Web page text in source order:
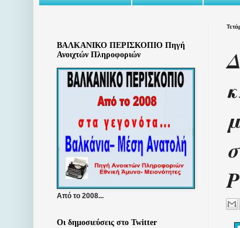
ΒΑΛΚΑΝΙΚΟ ΠΕΡΙΣΚΟΠΙΟ Πηγή
Ανοιχτών Πληροφοριών
Από το 2008...
Οι δημοσιεύσεις στο Twitter